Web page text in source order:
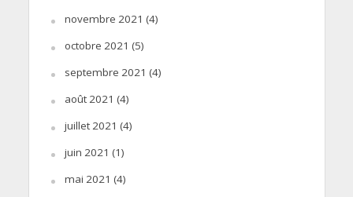
novembre 2021 (4)
octobre 2021 (5)
septembre 2021 (4)
août 2021 (4)
juillet 2021 (4)
juin 2021 (1)
mai 2021 (4)